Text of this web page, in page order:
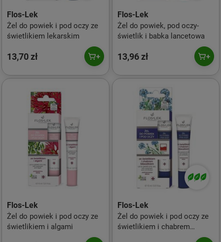
Flos-Lek
Żel do powiek i pod oczy ze
świetlikiem lekarskim
13,70 zł
Flos-Lek
Żel do powiek, pod oczy-
świetlik i babka lancetowa
13,96 zł
Flos-Lek
Żel do powiek i pod oczy ze
świetlikiem i algami
Flos-Lek
Żel do powiek i pod oczy ze
świetlikiem i chabrem